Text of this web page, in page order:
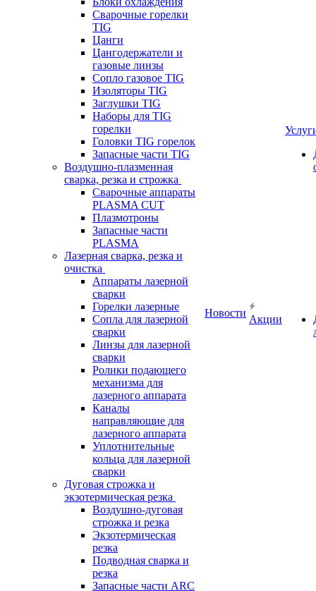
Сварочные горелки
TIG
Цанги
Цангодержатели и
газовые линзы
Сопло газовое TIG
Изоляторы TIG
Заглушки TIG
Наборы для TIG
горелки
Головки TIG горелок
Запасные части TIG
Воздушно-плазменная
сварка, резка и строжка
Сварочные аппараты
PLASMA CUT
Плазмотроны
Запасные части
PLASMA
Лазерная сварка, резка и
очистка
Аппараты лазерной
сварки
Горелки лазерные
Сопла для лазерной
сварки
Линзы для лазерной
сварки
Ролики подающего
механизма для
лазерного аппарата
Каналы
направляющие для
лазерного аппарата
Уплотнительные
кольца для лазерной
сварки
Дуговая строжка и
экзотермическая резка
Воздушно-дуговая
строжка и резка
Экзотермическая
резка
Подводная сварка и
резка
Запасные части ARC
Новости
Акции